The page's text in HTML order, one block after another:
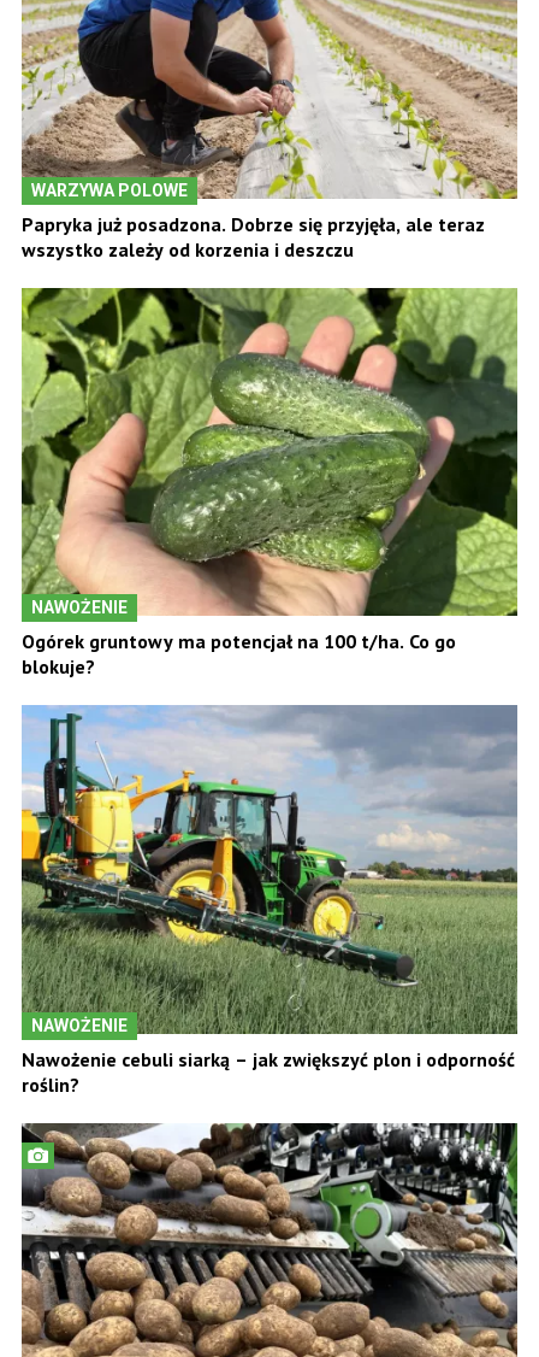
WARZYWA POLOWE
Papryka już posadzona. Dobrze się przyjęła, ale teraz
wszystko zależy od korzenia i deszczu
NAWOŻENIE
Ogórek gruntowy ma potencjał na 100 t/ha. Co go
blokuje?
NAWOŻENIE
Nawożenie cebuli siarką – jak zwiększyć plon i odporność
roślin?